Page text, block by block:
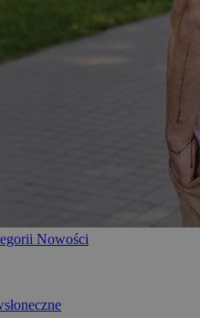
Nowości